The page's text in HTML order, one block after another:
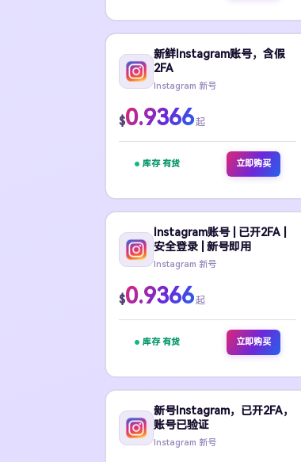
新鲜Instagram账号，含假
2FA
Instagram 新号
$0.9366起
库存 有货 立即购买
Instagram账号 | 已开2FA |
安全登录 | 新号即用
Instagram 新号
$0.9366起
库存 有货 立即购买
新号Instagram，已开2FA，
账号已验证
Instagram 新号